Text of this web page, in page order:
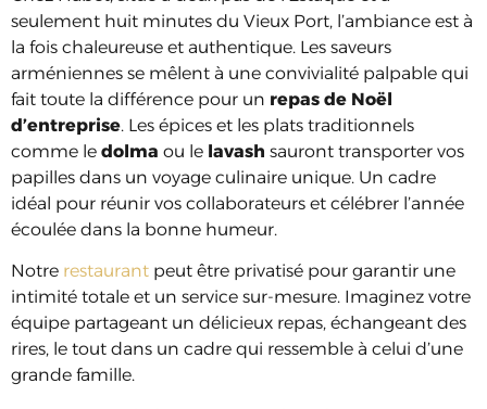
seulement huit minutes du Vieux Port, l’ambiance est à
la fois chaleureuse et authentique. Les saveurs
arméniennes se mêlent à une convivialité palpable qui
fait toute la différence pour un repas de Noël
d’entreprise. Les épices et les plats traditionnels
comme le dolma ou le lavash sauront transporter vos
papilles dans un voyage culinaire unique. Un cadre
idéal pour réunir vos collaborateurs et célébrer l’année
écoulée dans la bonne humeur.
Notre restaurant peut être privatisé pour garantir une
intimité totale et un service sur-mesure. Imaginez votre
équipe partageant un délicieux repas, échangeant des
rires, le tout dans un cadre qui ressemble à celui d’une
grande famille.